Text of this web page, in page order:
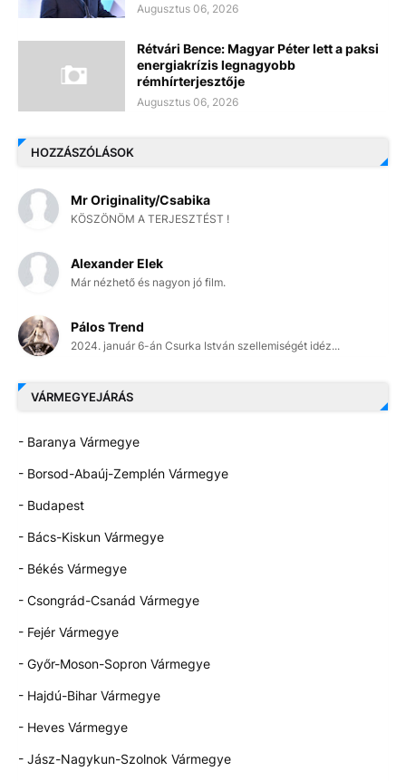
Augusztus 06, 2026
Rétvári Bence: Magyar Péter lett a paksi
energiakrízis legnagyobb
rémhírterjesztője
Augusztus 06, 2026
HOZZÁSZÓLÁSOK
Mr Originality/Csabika
KÖSZÖNÖM A TERJESZTÉST !
Alexander Elek
Már nézhető és nagyon jó film.
Pálos Trend
2024. január 6-án Csurka István szellemiségét idéz...
VÁRMEGYEJÁRÁS
- Baranya Vármegye
- Borsod-Abaúj-Zemplén Vármegye
- Budapest
- Bács-Kiskun Vármegye
- Békés Vármegye
- Csongrád-Csanád Vármegye
- Fejér Vármegye
- Győr-Moson-Sopron Vármegye
- Hajdú-Bihar Vármegye
- Heves Vármegye
- Jász-Nagykun-Szolnok Vármegye